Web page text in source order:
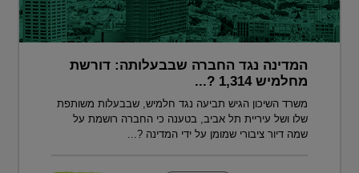
המדינה נגד החברה שבבעלותה: דורשת
מחלמיש 1,314 ?...
משרד השיכון הגיש תביעה נגד חלמיש, שבבעלות משותפת
שלו ושל עיריית תל אביב, בטענה כי החברה רושמת על
שמה דיור ציבורי שמומן על ידי המדינה ?...